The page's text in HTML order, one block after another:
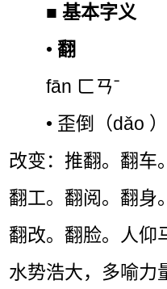
■基本字义
•翻
fān ㄈㄢˉ
• 歪倒（dǎo
改变：推翻。翻车
翻工。翻阅。翻身
翻改。翻脸。人仰
水势浩大，多喻力